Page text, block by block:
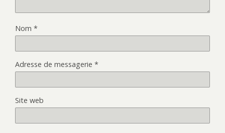
Nom *
Adresse de messagerie *
Site web